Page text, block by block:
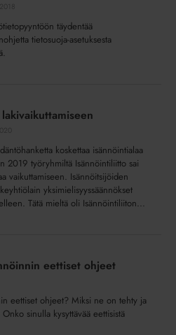
täydentää
tietosuoja-asetuksesta
koskettaa isännöintialaa
2019 työryhmiltä Isännöintiliitto sai
vaikuttamiseen. Isännöitsijöiden
yksimielisyyssäännökset
Tätä mieltä oli Isännöintiliiton...
eettiset ohjeet
eettiset ohjeet? Miksi ne on tehty ja
sinulla kysyttävää eettisistä